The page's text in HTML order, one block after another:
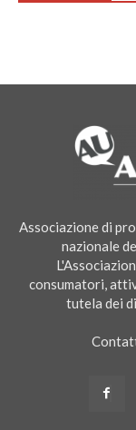
Associazione di
nazionale
consumatori,
tutela dei